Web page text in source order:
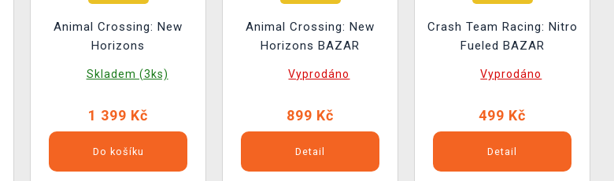
Animal Crossing: New
Horizons
Skladem (3ks)
1 399 Kč
Do košíku
Animal Crossing: New
Horizons BAZAR
Vyprodáno
899 Kč
Detail
Crash Team Racing: Nitro
Fueled BAZAR
Vyprodáno
499 Kč
Detail